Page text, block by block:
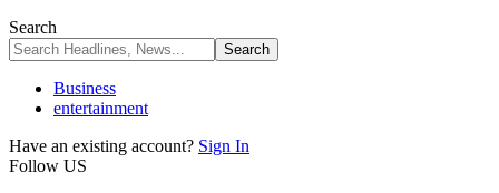
Search
Business
entertainment
Have an existing account? Sign In
Follow US